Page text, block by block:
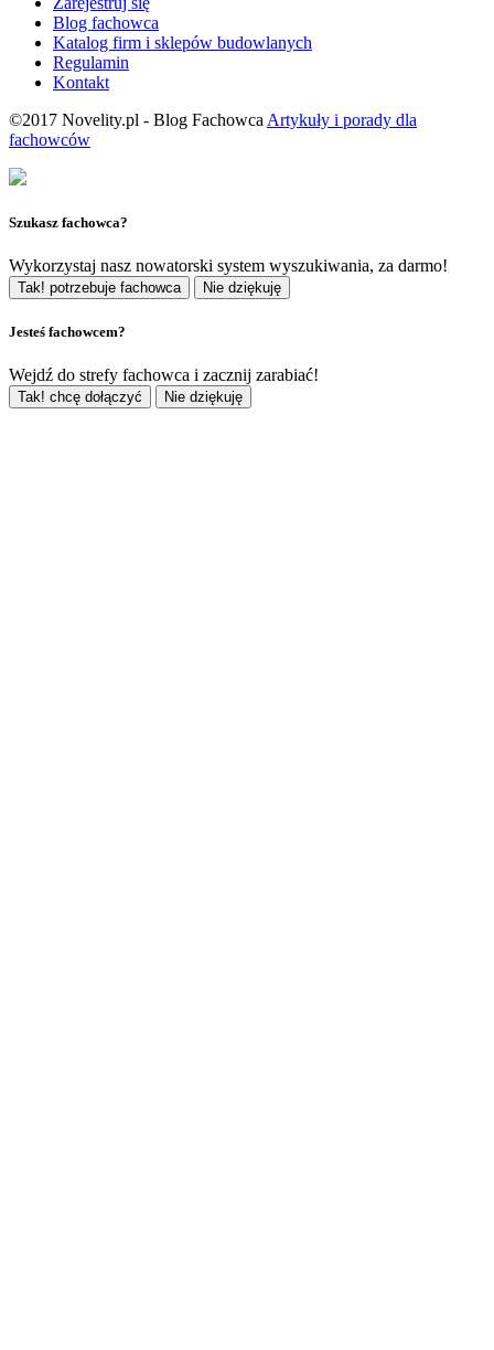
Blog fachowca
Katalog firm i sklepów budowlanych
Regulamin
Kontakt
©2017 Novelity.pl - Blog Fachowca Artykuły i porady dla
fachowców
Szukasz fachowca?
Wykorzystaj nasz nowatorski system wyszukiwania, za darmo!
Tak! potrzebuje fachowca Nie dziękuję
Jesteś fachowcem?
Wejdź do strefy fachowca i zacznij zarabiać!
Tak! chcę dołączyć Nie dziękuję